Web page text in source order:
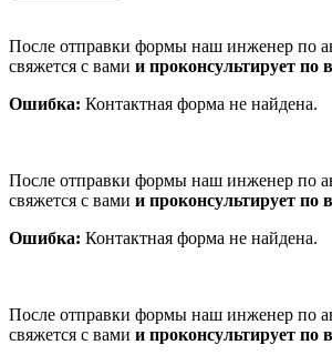
После отправки формы наш инженер по
свяжется с вами и проконсультирует по
Ошибка: Контактная форма не найдена.
После отправки формы наш инженер по
свяжется с вами и проконсультирует по
Ошибка: Контактная форма не найдена.
После отправки формы наш инженер по
свяжется с вами и проконсультирует по